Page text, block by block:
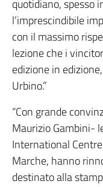
quotidiano, spesso
l’imprescindibile
con il massimo
lezione che i
edizione in
Urbino.”
“Con grande
Maurizio Gambini-
International
Marche, hanno
destinato alla